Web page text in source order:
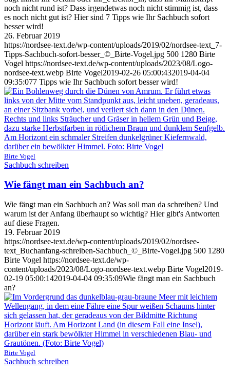
noch nicht rund ist? Dass irgendetwas noch nicht stimmig ist, dass
es noch nicht gut ist? Hier sind 7 Tipps wie Ihr Sachbuch sofort
besser wird!
26. Februar 2019
https://nordsee-text.de/wp-content/uploads/2019/02/nordsee-text_7-
Tipps-Sachbuch-sofort-besser_©_Birte-Vogel.jpg 500 1280 Birte
Vogel https://nordsee-text.de/wp-content/uploads/2023/08/Logo-
nordsee-text.webp Birte Vogel2019-02-26 05:00:432019-04-04
09:35:077 Tipps wie Ihr Sachbuch sofort besser wird!
Birte Vogel
Sachbuch schreiben
Wie fängt man ein Sachbuch an?
Wie fängt man ein Sachbuch an? Was soll man da schreiben? Und
warum ist der Anfang überhaupt so wichtig? Hier gibt's Antworten
auf diese Fragen.
19. Februar 2019
https://nordsee-text.de/wp-content/uploads/2019/02/nordsee-
text_Buchanfang-schreiben-Sachbuch_©_Birte-Vogel.jpg 500 1280
Birte Vogel https://nordsee-text.de/wp-
content/uploads/2023/08/Logo-nordsee-text.webp Birte Vogel2019-
02-19 05:00:142019-04-04 09:35:09Wie fängt man ein Sachbuch
an?
Birte Vogel
Sachbuch schreiben